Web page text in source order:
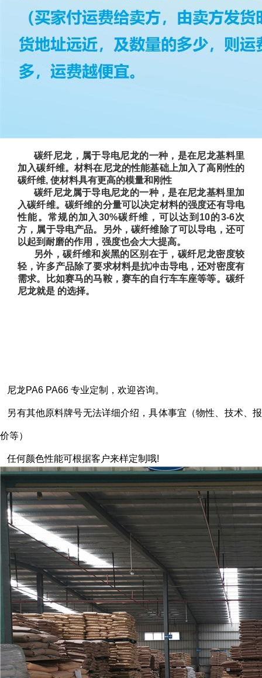
碳纤尼龙，属于导电尼龙的一种，是在尼龙基料里
加入碳纤维。材料在尼龙的性能基础上加入了高刚性的
碳纤维, 使材料具有更高的模量和刚性
碳纤尼龙属于导电尼龙的一种，是在尼龙基料里加
入碳纤维。碳纤维的分量可以决定材料的强度还有导电
性能。常规的加入30%碳纤维，可以达到10的3-6次
方，属于导电产品。另外，碳纤维除了可以导电，还可
以起到耐磨的作用，强度也会大大提高。
另外，碳纤维和炭黑的区别在于，碳纤尼龙密度较
轻，许多产品除了要求材料是抗冲击导电，还对密度有
需求。比如赛马的马鞍，赛车的自行车车座等等。碳纤
尼龙就是 的选择。
尼龙PA6 PA66 专业定制，欢迎咨询。
另有其他原料牌号无法详细介绍，具体事宜（物性、技术、报
价等）
任何颜色性能可根据客户来样定制哦!